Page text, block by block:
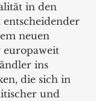
in den
neuen
ins
die sich in
und